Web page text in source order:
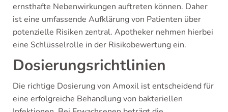
ernsthafte Nebenwirkungen auftreten können. Daher
ist eine umfassende Aufklärung von Patienten über
potenzielle Risiken zentral. Apotheker nehmen hierbei
eine Schlüsselrolle in der Risikobewertung ein.
Dosierungsrichtlinien
Die richtige Dosierung von Amoxil ist entscheidend für
eine erfolgreiche Behandlung von bakteriellen